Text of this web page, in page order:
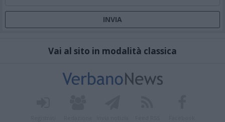
Vai al sito in modalità classica